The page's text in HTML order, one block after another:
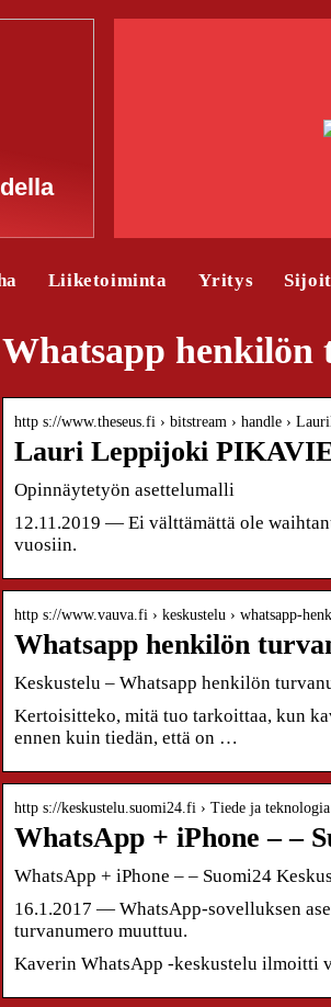
Liiketoiminta Yritys
Whatsapp
http s://www.theseus.fi › bitstream › handle ›
Lauri Leppijoki
Opinnäytetyön asettelumalli
12.11.2019 — Ei välttämättä ole
vuosiin.
http s://www.vauva.fi › keskustelu › whatsapp-
Whatsapp henkilön
Keskustelu – Whatsapp henkilön
Kertoisitteko, mitä tuo tarkoittaa, kun
ennen kuin tiedän, että on …
http s://keskustelu.suomi24.fi › Tiede ja teknologia
WhatsApp + iPhone – –
WhatsApp + iPhone – – Suomi24
16.1.2017 — WhatsApp-sovelluksen
turvanumero muuttuu.
Kaverin WhatsApp -keskustelu ilmoitti